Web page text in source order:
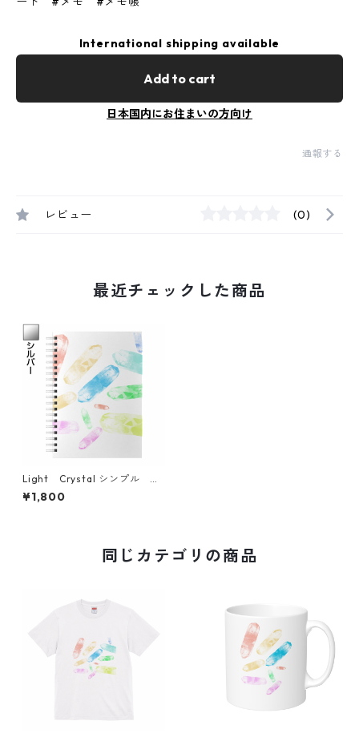
International shipping available
Add to cart
日本国内にお住まいの方向け
通報する
レビュー (0)
最近チェックした商品
Light Crystal シンプル ノ
ート simple note
¥1,800
同じカテゴリの商品